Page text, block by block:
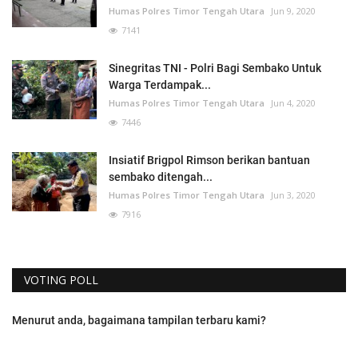
Humas Polres Timor Tengah Utara
Jun 9, 2020
7141
Sinegritas TNI - Polri Bagi Sembako Untuk
Warga Terdampak...
Humas Polres Timor Tengah Utara
Jun 4, 2020
7446
Insiatif Brigpol Rimson berikan bantuan
sembako ditengah...
Humas Polres Timor Tengah Utara
Jun 3, 2020
7916
VOTING POLL
Menurut anda, bagaimana tampilan terbaru kami?